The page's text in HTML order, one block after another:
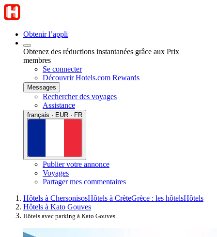
Obtenir l’appli
Obtenez des réductions instantanées grâce aux Prix
membres
Se connecter
Découvrir Hotels.com Rewards
Messages
Rechercher des voyages
Assistance
français · EUR · FR
Publier votre annonce
Voyages
Partager mes commentaires
Hôtels à ChersonisosHôtels à CrèteGrèce : les hôtelsHôtels
Hôtels à Kato Gouves
Hôtels avec parking à Kato Gouves